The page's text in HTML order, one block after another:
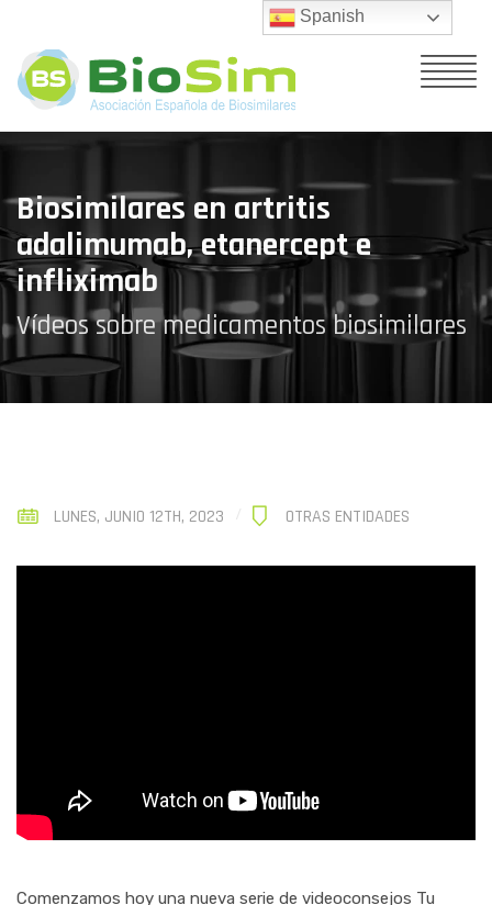
Biosimilares en artritis
adalimumab, etanercept e
infliximab
Vídeos sobre medicamentos biosimilares
LUNES, JUNIO 12TH, 2023 OTRAS ENTIDADES
Comenzamos hoy una nueva serie de videoconsejos Tu
Spanish